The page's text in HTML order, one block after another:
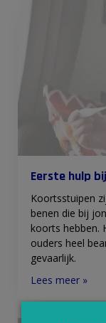
Eerste hulp
Koortsstuipen
benen die bij
koorts hebben.
ouders heel
gevaarlijk.
Lees meer »